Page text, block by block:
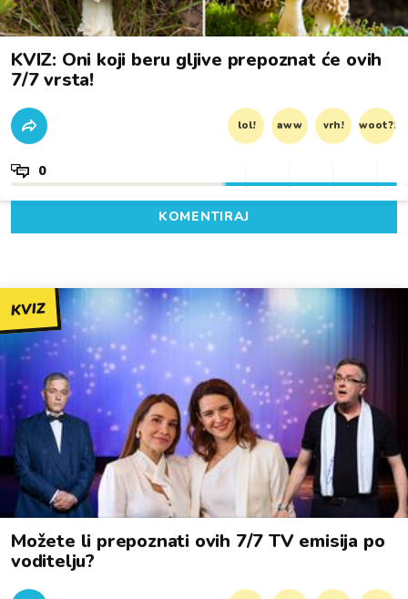
KVIZ: Oni koji beru gljive prepoznat će ovih
7/7 vrsta!
lol! aww vrh! woot?!
0
KOMENTIRAJ
KVIZ
Možete li prepoznati ovih 7/7 TV emisija po
voditelju?